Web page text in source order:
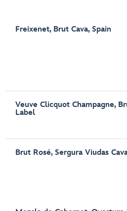
Freixenet, Brut Cava, Spain
Veuve Clicquot Champagne,
Label
Brut Rosé, Sergura Viudas